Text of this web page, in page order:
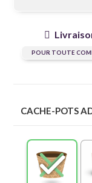
POUR TOUTE
CACHE-POTS